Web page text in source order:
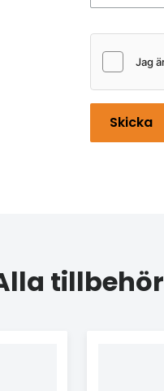
Skicka
tillbehör